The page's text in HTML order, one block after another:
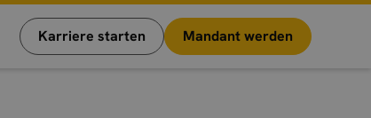
Karriere starten Mandant werden